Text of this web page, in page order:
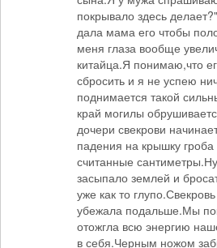
покрывало здесь
дала мама его чтобы
меня глаза вообще
китайца.Я понимаю,что
сбросить и я не успею
поднимается такой
край могилы
дочери свекрови
падения на крышку гроба
считанные
засыпало землей и
уже как то
убежала подальше.Мы
отожгла всю энергию
в себя.Черным ножом